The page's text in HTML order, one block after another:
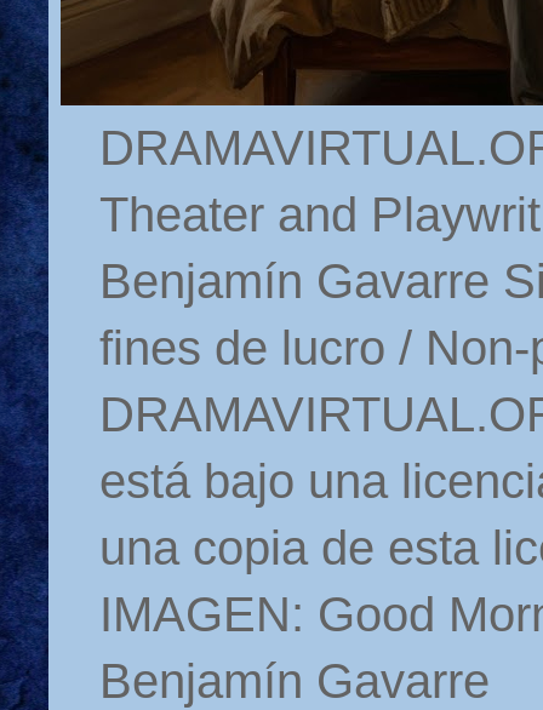
Theater and
Benjamín Gavarre
fines de lucro /
está bajo una
una copia de esta
IMAGEN: Good
Benjamín Gavarre